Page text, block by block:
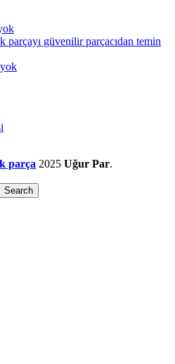
parçayı güvenilir parçacıdan temin
parça 2025 Uğur Par.
Search